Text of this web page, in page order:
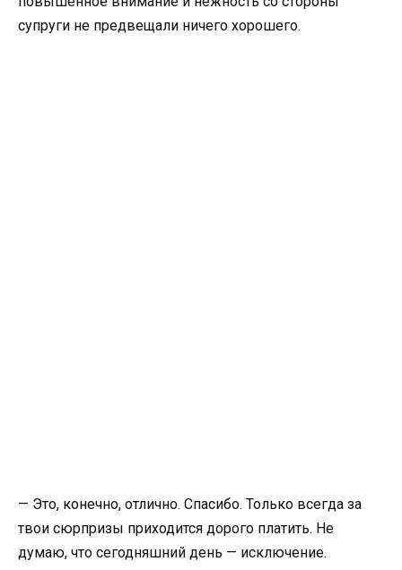
супруги не предвещали ничего хорошего.
— Это, конечно, отлично. Спасибо. Только всегда за
твои сюрпризы приходится дорого платить. Не
думаю, что сегодняшний день — исключение.